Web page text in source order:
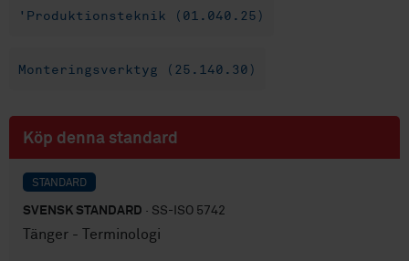
'Produktionsteknik (01.040.25)
Monteringsverktyg (25.140.30)
Köp denna standard
STANDARD
SVENSK STANDARD · SS-ISO 5742
Tänger - Terminologi